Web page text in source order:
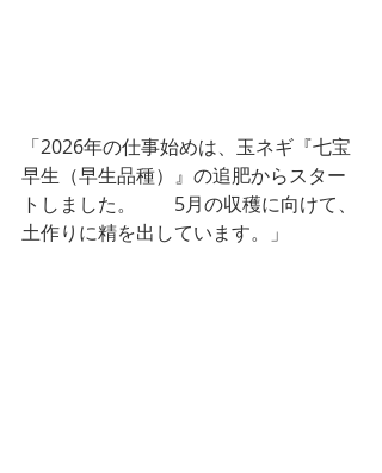
「2026年の仕事始めは、玉ネギ『七宝
早生（早生品種）』の追肥からスター
トしました。　　5月の収穫に向けて、
土作りに精を出しています。」